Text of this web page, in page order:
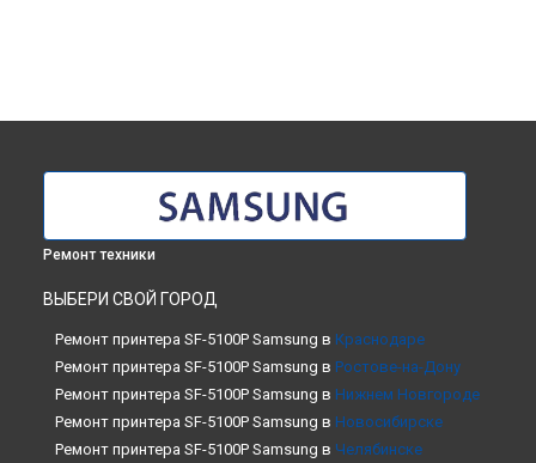
Ремонт техники
ВЫБЕРИ СВОЙ ГОРОД
Ремонт принтера SF-5100P Samsung в Краснодаре
Ремонт принтера SF-5100P Samsung в Ростове-на-Дону
Ремонт принтера SF-5100P Samsung в Нижнем Новгороде
Ремонт принтера SF-5100P Samsung в Новосибирске
Ремонт принтера SF-5100P Samsung в Челябинске